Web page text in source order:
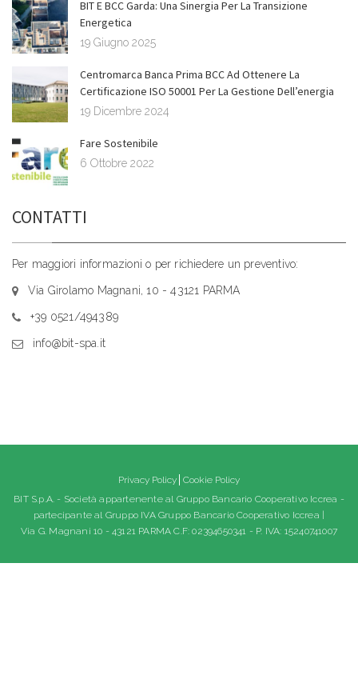
BIT E BCC Garda: Una Sinergia Per La Transizione
Energetica
19 Giugno 2025
Centromarca Banca Prima BCC Ad Ottenere La
Certificazione ISO 50001 Per La Gestione Dell’energia
19 Dicembre 2024
Fare Sostenibile
6 Ottobre 2022
CONTATTI
Per maggiori informazioni o per richiedere un preventivo:
Via Girolamo Magnani, 10 - 43121 PARMA
+39 0521/494389
info@bit-spa.it
Privacy Policy Cookie Policy
BIT S.p.A. - Società appartenente al Gruppo Bancario Cooperativo Iccrea -
partecipante al Gruppo IVA Gruppo Bancario Cooperativo Iccrea |
Via G. Magnani 10 - 43121 PARMA C.F: 02394650341 - P. IVA: 15240741007